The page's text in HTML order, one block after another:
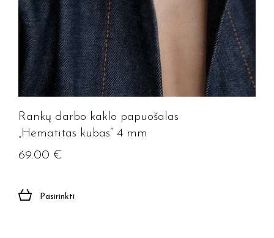
Rankų darbo kaklo papuošalas
„Hematitas kubas” 4 mm
69.00 €
Pasirinkti